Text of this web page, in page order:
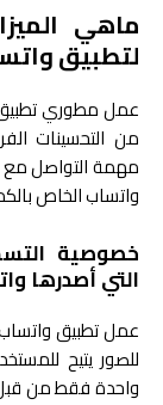
ماهي
لتطبيق
عمل مطوري
من التحسينات
مهمة التواصل مع
واتساب الخاص
خصوصية
التي أصدرها
عمل تطبيق
للصور يتيح
واحدة فقط من قبل